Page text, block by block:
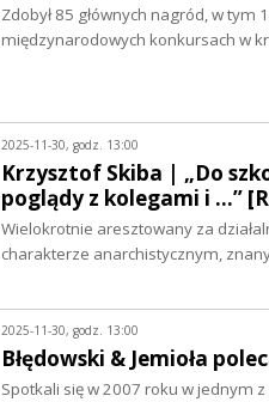
Zdobył 85 głównych nagród, w tym
międzynarodowych konkursach w
2025-11-30, godz. 13:00
Krzysztof Skiba | „Do
poglądy z kolegami i ...”
Wielokrotnie aresztowany za
charakterze anarchistycznym,
2025-11-30, godz. 13:00
Błędowski & Jemioła
Spotkali się w 2007 roku w jednym